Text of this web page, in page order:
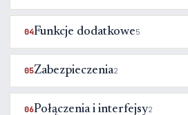
04Funkcje dodatkowe5
05Zabezpieczenia2
06Połączenia i interfejsy2